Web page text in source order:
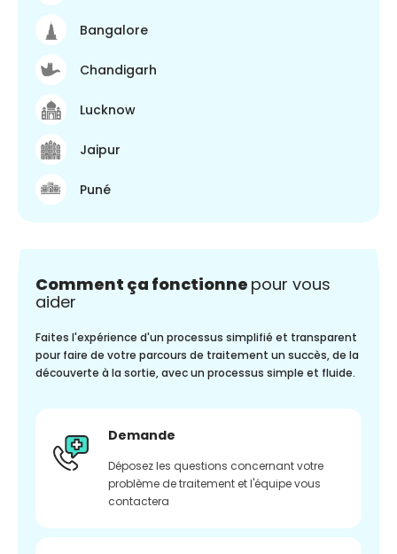
Bangalore
Chandigarh
Lucknow
Jaipur
Puné
Comment ça fonctionne pour vous
aider
Faites l'expérience d'un processus simplifié et transparent
pour faire de votre parcours de traitement un succès, de la
découverte à la sortie, avec un processus simple et fluide.
Demande
Déposez les questions concernant votre
problème de traitement et l'équipe vous
contactera